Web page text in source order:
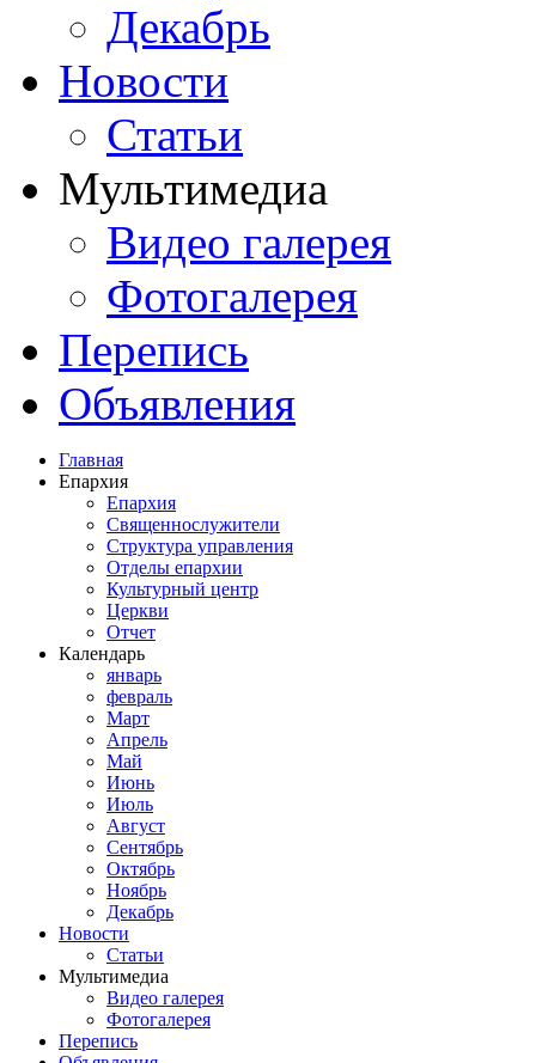
Декабрь
Новости
Статьи
Мультимедиа
Видео галерея
Фотогалерея
Перепись
Объявления
Главная
Епархия
Епархия
Священнослужители
Структура управления
Отделы епархии
Культурный центр
Церкви
Отчет
Календарь
январь
февраль
Март
Апрель
Май
Июнь
Июль
Август
Сентябрь
Октябрь
Ноябрь
Декабрь
Новости
Статьи
Мультимедиа
Видео галерея
Фотогалерея
Перепись